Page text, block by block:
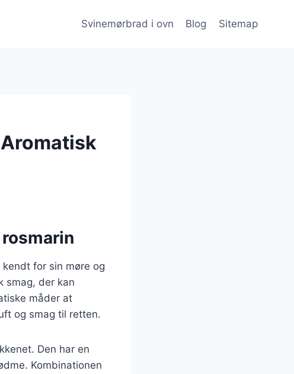
Svinemørbrad i ovn Blog Sitemap
for sin møre og
smag, der kan
måder at
og smag til retten.
Den har en
Kombinationen